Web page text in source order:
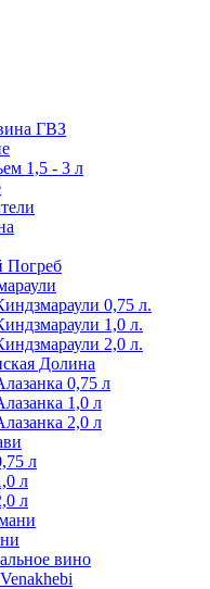
ГВЗ
1,5 - 3 л
Погреб
0,75 л.
1,0 л.
2,0 л.
Долина
0,75 л
1,0 л
2,0 л
л
л
л
вино